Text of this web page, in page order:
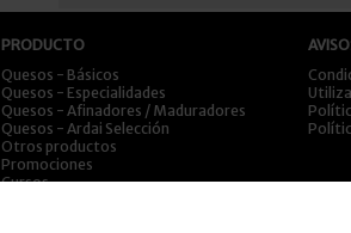
PRODUCTO
Quesos - Básicos
Quesos - Especialidades
Quesos - Afinadores / Maduradores
Quesos - Ardai Selección
Otros productos
Promociones
Cursos